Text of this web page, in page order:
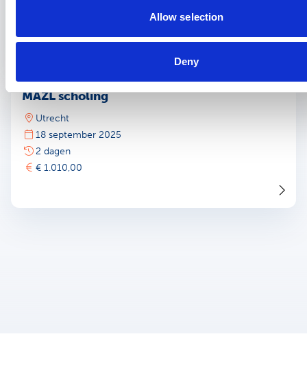
Allow selection
Deny
MAZL scholing
Utrecht
18 september 2025
2 dagen
€ 1.010,00